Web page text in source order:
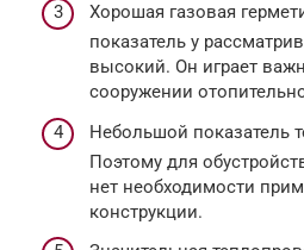
Хорошая газовая
показатель у
высокий. Он играет
сооружении
Небольшой показатель
Поэтому для
нет необходимости
конструкции.